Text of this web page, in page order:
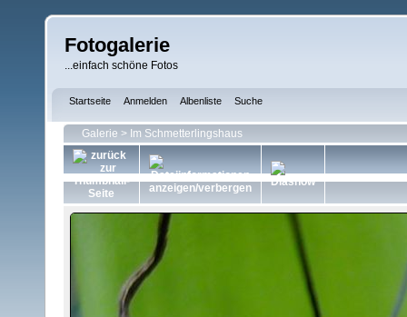
Fotogalerie
...einfach schöne Fotos
Startseite Anmelden Albenliste Suche
Galerie > Im Schmetterlingshaus